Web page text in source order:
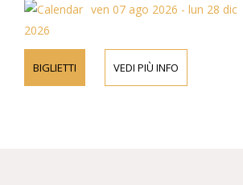
ven 07 ago 2026 - lun 28 dic
2026
BIGLIETTI VEDI PIÙ INFO